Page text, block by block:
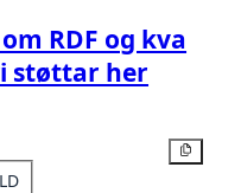
RDF og kva
støttar her